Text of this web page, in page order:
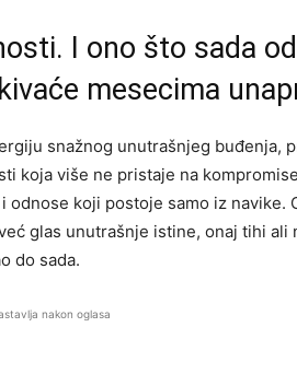
I ono što sada
mesecima
snažnog unutrašnjeg buđenja,
koja više ne pristaje na
koji postoje samo iz navike.
glas unutrašnje istine, onaj tihi ali
do sada.
nakon oglasa